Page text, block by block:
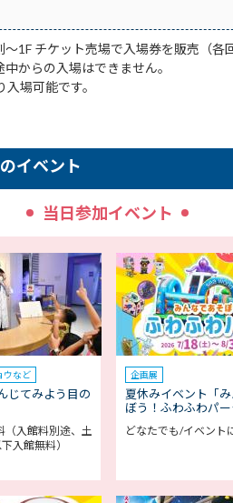
1F チケット売場で入場券を販売（各
からの入場はできません。
場可能です。
イベント
当日参加イベント
ウなど
じてみよう目の
（入館料別途、土
入館無料）
企画展
夏休みイベント「
ぼう！ふわふわパー
どなたでも/イベント